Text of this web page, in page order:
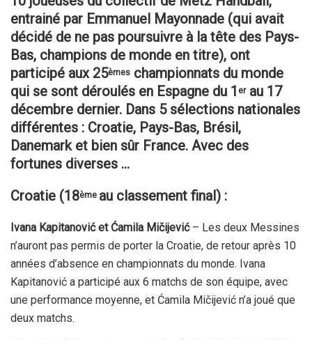
entrainé par Emmanuel Mayonnade (qui avait
décidé de ne pas poursuivre à la tête des Pays-
Bas, champions de monde en titre), ont
participé aux 25èmes championnats du monde
qui se sont déroulés en Espagne du 1 erau 17
décembre dernier. Dans 5 sélections nationales
différentes : Croatie, Pays-Bas, Brésil,
Danemark et bien sûr France. Avec des
fortunes diverses …
Croatie (18ème au classement final) :
Ivana Kapitanović et Ćamila Mičijević – Les deux Messines
n’auront pas permis de porter la Croatie, de retour après 10
années d’absence en championnats du monde. Ivana
Kapitanović a participé aux 6 matchs de son équipe, avec
une performance moyenne, et Ćamila Mičijević n’a joué que
deux matchs.